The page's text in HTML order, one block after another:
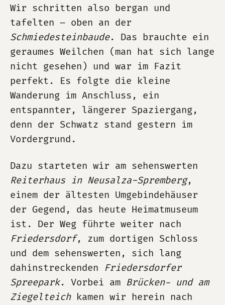
Wir schritten also bergan und
tafelten – oben an der
Schmiedesteinbaude. Das brauchte ein
geraumes Weilchen (man hat sich lange
nicht gesehen) und war im Fazit
perfekt. Es folgte die kleine
Wanderung im Anschluss, ein
entspannter, längerer Spaziergang,
denn der Schwatz stand gestern im
Vordergrund.
Dazu starteten wir am sehenswerten
Reiterhaus in Neusalza-Spremberg,
einem der ältesten Umgebindehäuser
der Gegend, das heute Heimatmuseum
ist. Der Weg führte weiter nach
Friedersdorf, zum dortigen Schloss
und dem sehenswerten, sich lang
dahinstreckenden Friedersdorfer
Spreepark. Vorbei am Brücken- und am
Ziegelteichkamen wir herein nach